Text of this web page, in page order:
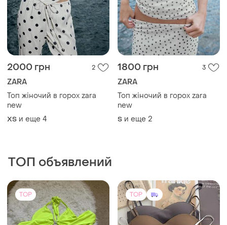
2000 грн 2
ZARA
Топ жіночий в горох zara
new
и еще 4
1800 грн
ZARA
Топ жіночий в горох zara
new
и еще 2
ТОП объявлений